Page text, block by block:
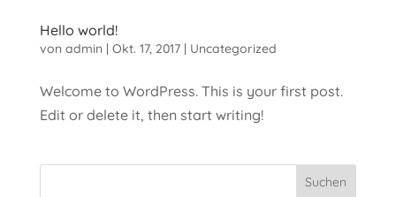
Hello world!
von admin | Okt. 17, 2017| Uncategorized
Welcome to WordPress. This is your first post.
Edit or delete it, then start writing!